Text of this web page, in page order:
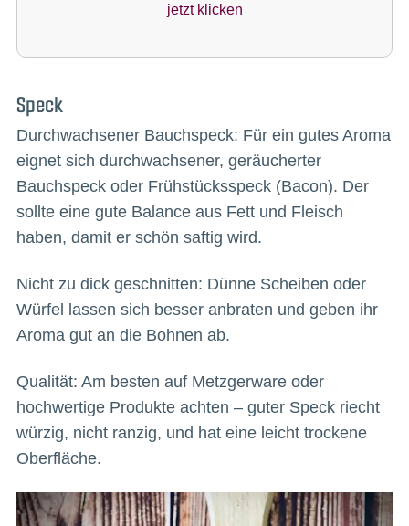
jetzt klicken
Speck
Durchwachsener Bauchspeck: Für ein gutes Aroma
eignet sich durchwachsener, geräucherter
Bauchspeck oder Frühstücksspeck (Bacon). Der
sollte eine gute Balance aus Fett und Fleisch
haben, damit er schön saftig wird.
Nicht zu dick geschnitten: Dünne Scheiben oder
Würfel lassen sich besser anbraten und geben ihr
Aroma gut an die Bohnen ab.
Qualität: Am besten auf Metzgerware oder
hochwertige Produkte achten – guter Speck riecht
würzig, nicht ranzig, und hat eine leicht trockene
Oberfläche.